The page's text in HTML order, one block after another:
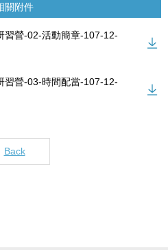
關附件
習營-02-活動簡章-107-12-
習營-03-時間配當-107-12-
Back